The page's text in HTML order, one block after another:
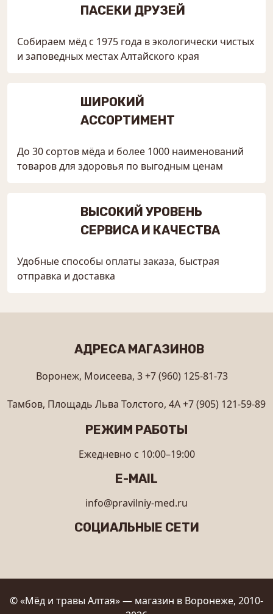
ПАСЕКИ ДРУЗЕЙ
Собираем мёд с 1975 года в экологически чистых
и заповедных местах Алтайского края
ШИРОКИЙ
АССОРТИМЕНТ
До 30 сортов мёда и более 1000 наименований
товаров для здоровья по выгодным ценам
ВЫСОКИЙ УРОВЕНЬ
СЕРВИСА И КАЧЕСТВА
Удобные способы оплаты заказа, быстрая
отправка и доставка
АДРЕСА МАГАЗИНОВ
Воронеж, Моисеева, 3+7 (960) 125-81-73
Тамбов, Площадь Льва Толстого, 4А+7 (905) 121-59-89
РЕЖИМ РАБОТЫ
Ежедневно с 10:00–19:00
E-MAIL
info@pravilniy-med.ru
СОЦИАЛЬНЫЕ СЕТИ
© «Мёд и травы Алтая» — магазин в Воронеже, 2010-